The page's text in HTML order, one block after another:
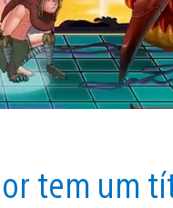
tem um